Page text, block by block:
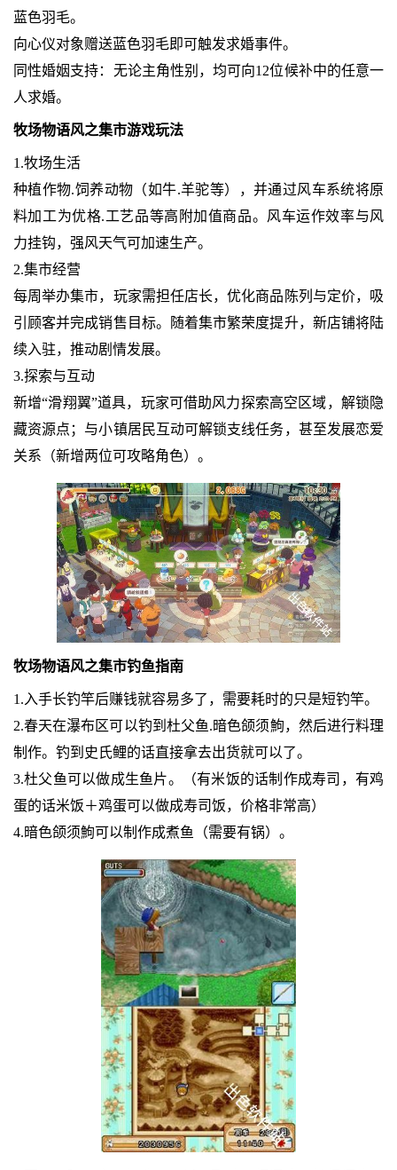
蓝色羽毛。
向心仪对象赠送蓝色羽毛即可触发求婚事件。
同性婚姻支持：无论主角性别，均可向12位候补中的任意一
人求婚。
牧场物语风之集市游戏玩法
1.牧场生活
种植作物.饲养动物（如牛.羊驼等），并通过风车系统将原
料加工为优格.工艺品等高附加值商品。风车运作效率与风
力挂钩，强风天气可加速生产。
2.集市经营
每周举办集市，玩家需担任店长，优化商品陈列与定价，吸
引顾客并完成销售目标。随着集市繁荣度提升，新店铺将陆
续入驻，推动剧情发展。
3.探索与互动
新增“滑翔翼”道具，玩家可借助风力探索高空区域，解锁隐
藏资源点；与小镇居民互动可解锁支线任务，甚至发展恋爱
关系（新增两位可攻略角色）。
牧场物语风之集市钓鱼指南
1.入手长钓竿后赚钱就容易多了，需要耗时的只是短钓竿。
2.春天在瀑布区可以钓到杜父鱼.暗色颌须鮈，然后进行料理
制作。钓到史氏鲤的话直接拿去出货就可以了。
3.杜父鱼可以做成生鱼片。（有米饭的话制作成寿司，有鸡
蛋的话米饭＋鸡蛋可以做成寿司饭，价格非常高）
4.暗色颌须鮈可以制作成煮鱼（需要有锅）。